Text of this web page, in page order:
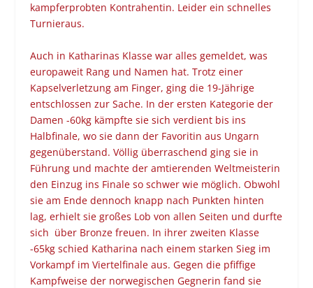
kampferprobten Kontrahentin. Leider ein schnelles
Turnieraus.
Auch in Katharinas Klasse war alles gemeldet, was
europaweit Rang und Namen hat. Trotz einer
Kapselverletzung am Finger, ging die 19-Jährige
entschlossen zur Sache. In der ersten Kategorie der
Damen -60kg kämpfte sie sich verdient bis ins
Halbfinale, wo sie dann der Favoritin aus Ungarn
gegenüberstand. Völlig überraschend ging sie in
Führung und machte der amtierenden Weltmeisterin
den Einzug ins Finale so schwer wie möglich. Obwohl
sie am Ende dennoch knapp nach Punkten hinten
lag, erhielt sie großes Lob von allen Seiten und durfte
sich über Bronze freuen. In ihrer zweiten Klasse
-65kg schied Katharina nach einem starken Sieg im
Vorkampf im Viertelfinale aus. Gegen die pfiffige
Kampfweise der norwegischen Gegnerin fand sie